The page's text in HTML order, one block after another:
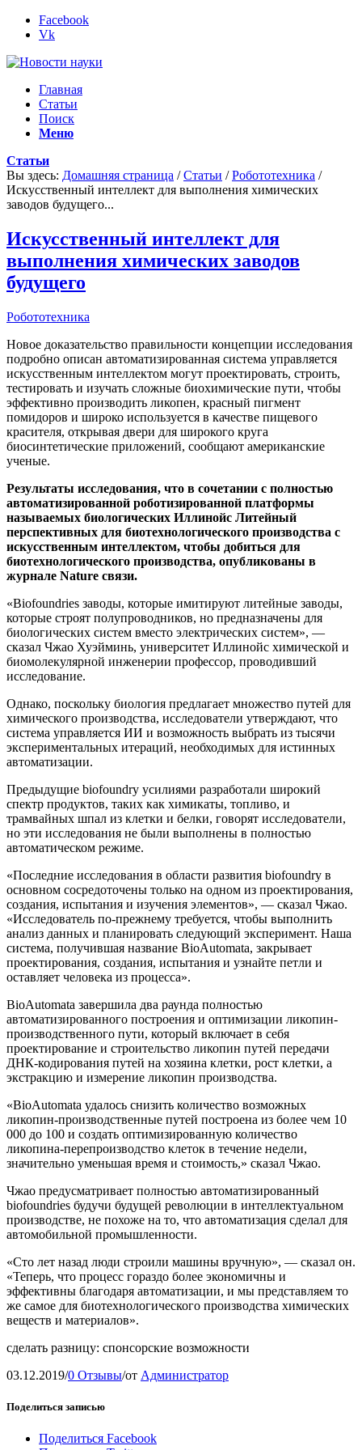
Facebook
Vk
Главная
Статьи
Поиск
Меню
Статьи
Вы здесь: Домашняя страница / Статьи / Робототехника /
Искусственный интеллект для выполнения химических
заводов будущего...
Искусственный интеллект для
выполнения химических заводов
будущего
Робототехника
Новое доказательство правильности концепции исследования
подробно описан автоматизированная система управляется
искусственным интеллектом могут проектировать, строить,
тестировать и изучать сложные биохимические пути, чтобы
эффективно производить ликопен, красный пигмент
помидоров и широко используется в качестве пищевого
красителя, открывая двери для широкого круга
биосинтетические приложений, сообщают американские
ученые.
Результаты исследования, что в сочетании с полностью
автоматизированной роботизированной платформы
называемых биологических Иллинойс Литейный
перспективных для биотехнологического производства с
искусственным интеллектом, чтобы добиться для
биотехнологического производства, опубликованы в
журнале Nature связи.
«Biofoundries заводы, которые имитируют литейные заводы,
которые строят полупроводников, но предназначены для
биологических систем вместо электрических систем», —
сказал Чжао Хуэйминь, университет Иллинойс химической и
биомолекулярной инженерии профессор, проводивший
исследование.
Однако, поскольку биология предлагает множество путей для
химического производства, исследователи утверждают, что
система управляется ИИ и возможность выбрать из тысячи
экспериментальных итераций, необходимых для истинных
автоматизации.
Предыдущие biofoundry усилиями разработали широкий
спектр продуктов, таких как химикаты, топливо, и
трамвайных шпал из клетки и белки, говорят исследователи,
но эти исследования не были выполнены в полностью
автоматическом режиме.
«Последние исследования в области развития biofoundry в
основном сосредоточены только на одном из проектирования,
создания, испытания и изучения элементов», — сказал Чжао.
«Исследователь по-прежнему требуется, чтобы выполнить
анализ данных и планировать следующий эксперимент. Наша
система, получившая название BioAutomata, закрывает
проектирования, создания, испытания и узнайте петли и
оставляет человека из процесса».
BioAutomata завершила два раунда полностью
автоматизированного построения и оптимизации ликопин-
производственного пути, который включает в себя
проектирование и строительство ликопин путей передачи
ДНК-кодирования путей на хозяина клетки, рост клетки, а
экстракцию и измерение ликопин производства.
«BioAutomata удалось снизить количество возможных
ликопин-производственные путей построена из более чем 10
000 до 100 и создать оптимизированную количество
ликопина-перепроизводство клеток в течение недели,
значительно уменьшая время и стоимость,» сказал Чжао.
Чжао предусматривает полностью автоматизированный
biofoundries будучи будущей революции в интеллектуальном
производстве, не похоже на то, что автоматизация сделал для
автомобильной промышленности.
«Сто лет назад люди строили машины вручную», — сказал он.
«Теперь, что процесс гораздо более экономичны и
эффективны благодаря автоматизации, и мы представляем то
же самое для биотехнологического производства химических
веществ и материалов».
сделать разницу: спонсорские возможности
03.12.2019/0 Отзывы/от Администратор
Поделиться записью
Поделиться Facebook